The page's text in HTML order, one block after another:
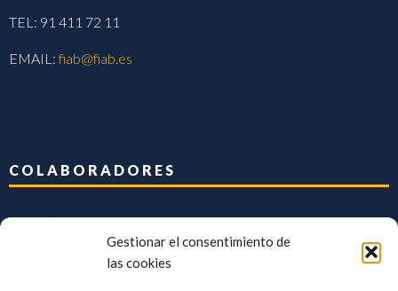
Gestionar el consentimiento de
las cookies
TEL: 91 411 72 11
EMAIL:fiab@fiab.es
COLABORADORES